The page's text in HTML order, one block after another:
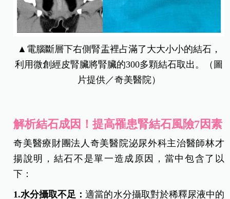
▲電腦斷層下右側腎盂裡占滿了大大小小的結石，
利用微創經皮腎臟將腎臟的300多顆結石取出。（圖
片提供／奇美醫院）
解析結石成因！提高罹患腎結石風險7因素
奇美醫療財團法人奇美醫院泌尿外科主治醫師林才
揚說明，結石不是單一造成原因，當中包含了以
下：
1.水分攝取不足：適當的水分攝取對於稀釋尿液中的